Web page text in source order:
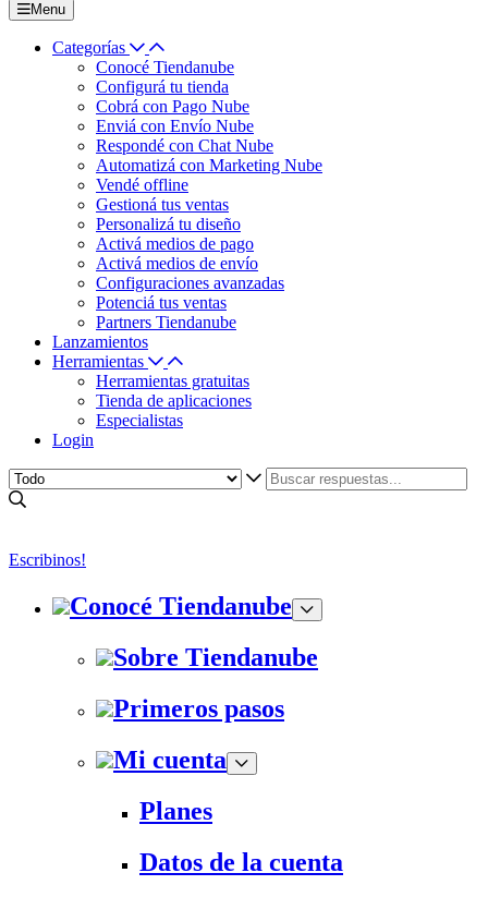
Menu
Categorías
Conocé Tiendanube
Configurá tu tienda
Cobrá con Pago Nube
Enviá con Envío Nube
Respondé con Chat Nube
Automatizá con Marketing Nube
Vendé offline
Gestioná tus ventas
Personalizá tu diseño
Activá medios de pago
Activá medios de envío
Configuraciones avanzadas
Potenciá tus ventas
Partners Tiendanube
Lanzamientos
Herramientas
Herramientas gratuitas
Tienda de aplicaciones
Especialistas
Login
Escribinos!
Conocé Tiendanube
Sobre Tiendanube
Primeros pasos
Mi cuenta
Planes
Datos de la cuenta